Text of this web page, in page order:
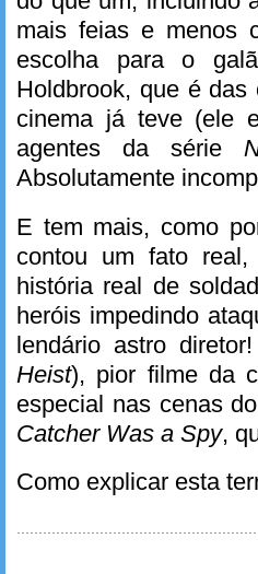
mais feias e menos
escolha para o
Holdbrook, que é
cinema já teve (ele
agentes da série
Absolutamente
E tem mais, como
contou um fato real,
história real de
heróis impedindo
lendário astro
Heist), pior filme da
especial nas cenas
Catcher Was a Spy,
Como explicar esta